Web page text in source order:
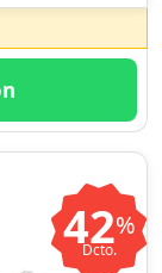
42%
Dcto.